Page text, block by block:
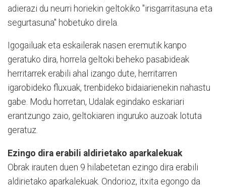
adierazi du neurri horiekin geltokiko "irisgarritasuna eta
segurtasuna" hobetuko direla.
Igogailuak eta eskailerak nasen eremutik kanpo
geratuko dira, horrela geltoki beheko pasabideak
herritarrek erabili ahal izango dute, herritarren
igarobideko fluxuak, trenbideko bidaiarienekin nahastu
gabe. Modu horretan, Udalak egindako eskariari
erantzungo zaio, geltokiaren inguruko auzoak lotuta
geratuz.
Ezingo dira erabili aldirietako aparkalekuak
Obrak irauten duen 9 hilabetetan ezingo dira erabili
aldirietako aparkalekuak. Ondorioz, itxita egongo da